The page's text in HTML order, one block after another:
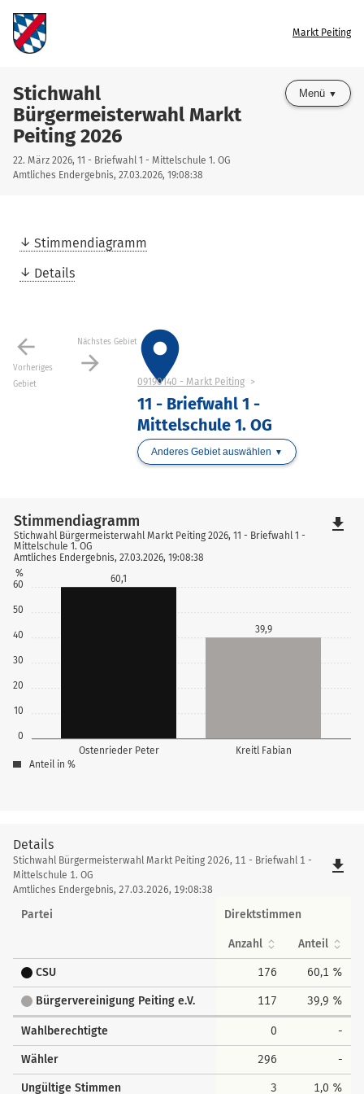
Markt Peiting
Stichwahl
Bürgermeisterwahl Markt
Peiting 2026
22. März 2026, 11 - Briefwahl 1 - Mittelschule 1. OG
Amtliches Endergebnis, 27.03.2026, 19:08:38
Menü
Stimmendiagramm
Details
arrow_back
Vorheriges
Gebiet
Nächstes Gebiet
arrow_forward place
09190140 - Markt Peiting
11 - Briefwahl 1 -
Mittelschule 1. OG
Anderes Gebiet auswählen
0
10
20
30
40
50
60
%
Ostenrieder Peter Kreitl Fabian
60,1
39,9
Stimmendiagramm
Stichwahl Bürgermeisterwahl Markt Peiting 2026, 11 - Briefwahl 1 -
Mittelschule 1. OG
Amtliches Endergebnis, 27.03.2026, 19:08:38
Anteil in %
file_download
Details
Details
Stichwahl Bürgermeisterwahl Markt Peiting 2026, 11 - Briefwahl 1 -
Mittelschule 1. OG
Amtliches Endergebnis, 27.03.2026, 19:08:38
file_download
Partei Direktstimmen
Anzahl Anteil
CSU 176 60,1 %
Bürgervereinigung Peiting e.V. 117 39,9 %
Wahlberechtigte 0 -
Wähler 296 -
Ungültige Stimmen 3 1,0 %